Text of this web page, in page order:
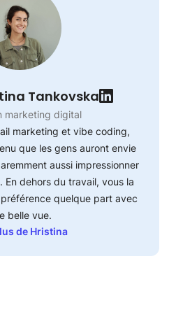
Tankovska
marketing digital
marketing et vibe coding,
que les gens auront envie
aussi impressionner
En dehors du travail, vous la
quelque part avec
belle vue.
de Hristina